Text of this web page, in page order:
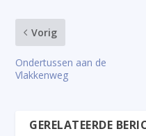
Vorig
Ondertussen aan de
Vlakkenweg
GERELATEERDE